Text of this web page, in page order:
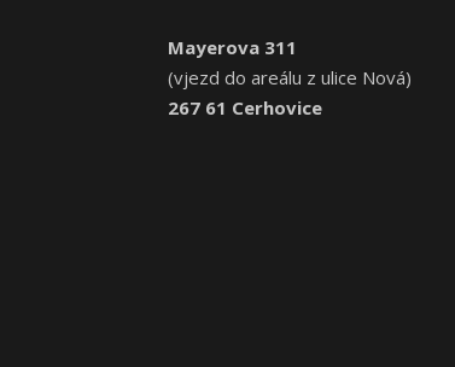
Mayerova 311
(vjezd do areálu z ulice Nová)
267 61 Cerhovice